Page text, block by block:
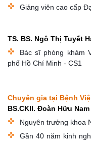
Giảng viên cao cấp
TS. BS. Ngô Thị Tuyết
Bác sĩ phòng khám
phố Hồ Chí Minh - CS1
Chuyên gia tại Bệnh
BS.CKII. Đoàn Hữu Nam
Nguyên trưởng khoa
Gần 40 năm kinh